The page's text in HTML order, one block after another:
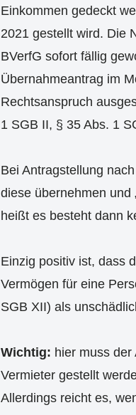
Einkommen gedeckt
2021 gestellt wird. Die
BVerfG sofort fällig
Übernahmeantrag im
Rechtsanspruch
1 SGB II, § 35 Abs. 1
Bei Antragstellung
diese übernehmen und
heißt es besteht dann
Einzig positiv ist, dass
Vermögen für eine
SGB XII) als
Wichtig: hier muss
Vermieter gestellt
Allerdings reicht es,